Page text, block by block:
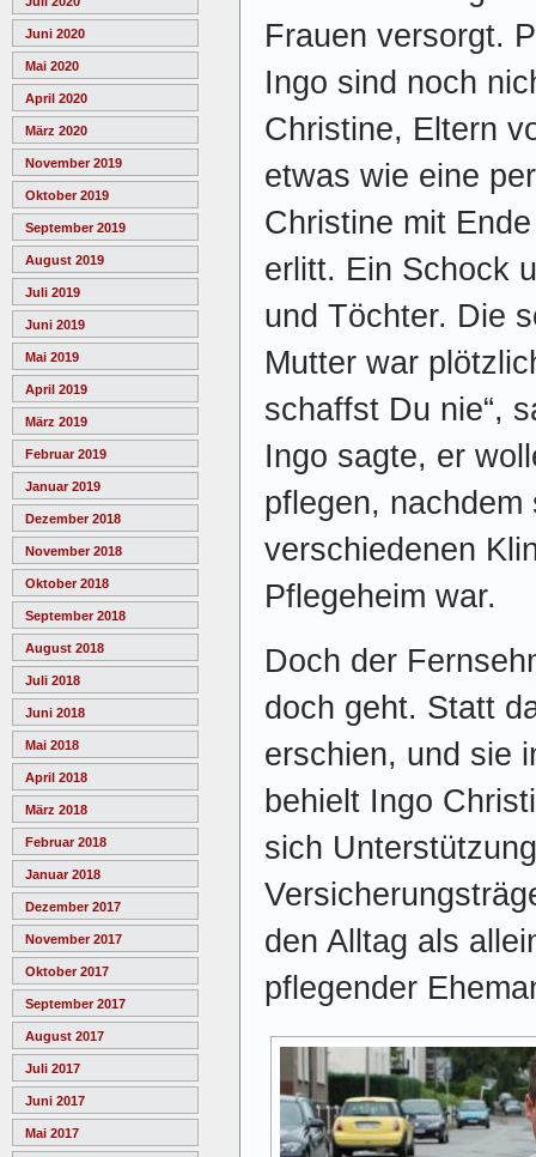
Juni 2020
Mai 2020
April 2020
März 2020
November 2019
Oktober 2019
September 2019
August 2019
Juli 2019
Juni 2019
Mai 2019
April 2019
März 2019
Februar 2019
Januar 2019
Dezember 2018
November 2018
Oktober 2018
September 2018
August 2018
Juli 2018
Juni 2018
Mai 2018
April 2018
März 2018
Februar 2018
Januar 2018
Dezember 2017
November 2017
Oktober 2017
September 2017
August 2017
Juli 2017
Juni 2017
Mai 2017
Frauen versorgt.
Ingo sind noch
Christine, Eltern
etwas wie eine
Christine mit
erlitt. Ein Schock
und Töchter. Die
Mutter war
schaffst Du nie“,
Ingo sagte, er
pflegen,
verschiedenen
Pflegeheim war.
Doch der
doch geht. Statt
erschien, und sie
behielt Ingo
sich
den Alltag als
pflegender